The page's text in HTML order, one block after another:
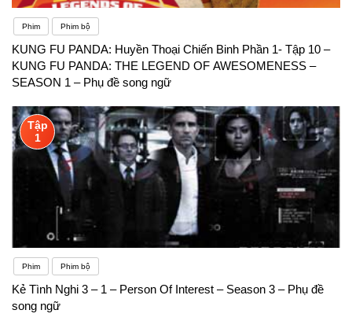
Phim Phim bộ
KUNG FU PANDA: Huyền Thoại Chiến Binh Phần 1- Tập 10 –
KUNG FU PANDA: THE LEGEND OF AWESOMENESS –
SEASON 1 – Phụ đề song ngữ
Tập
1
Phim Phim bộ
Kẻ Tình Nghi 3 – 1 – Person Of Interest – Season 3 – Phụ đề
song ngữ